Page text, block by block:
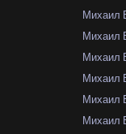
Михаил
Михаил
Михаил
Михаил
Михаил
Михаил